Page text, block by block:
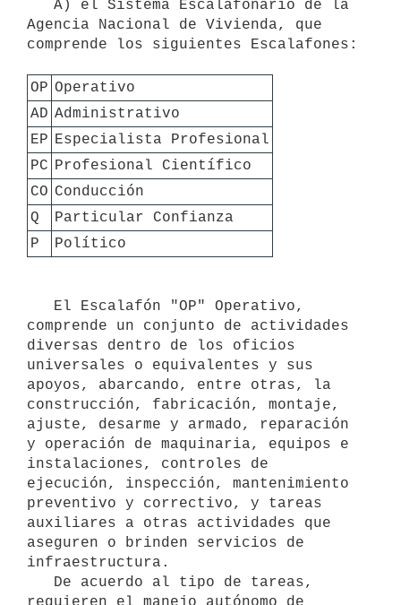
Agencia Nacional de Vivienda, que
comprende los siguientes Escalafones:
OP Operativo
AD Administrativo
EP Especialista Profesional
PC Profesional Científico
CO Conducción
Q
Particular Confianza
P
Político
comprende un conjunto de actividades
diversas dentro de los oficios
universales o equivalentes y sus
apoyos, abarcando, entre otras, la
construcción, fabricación, montaje,
ajuste, desarme y armado, reparación
y operación de maquinaria, equipos e
instalaciones, controles de
ejecución, inspección, mantenimiento
preventivo y correctivo, y tareas
auxiliares a otras actividades que
aseguren o brinden servicios de
infraestructura.